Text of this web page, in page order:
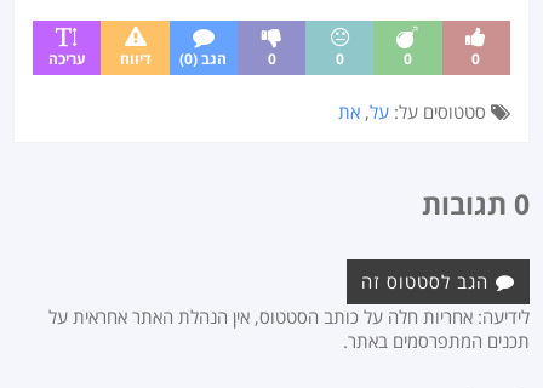
0
0
0
0 הגב (0) דיווח עריכה
סטטוסים על:על,את
0 תגובות
הגב לסטטוס זה
לידיעה: אחריות חלה על כותב הסטטוס, אין הנהלת האתר אחראית על
תכנים המתפרסמים באתר.